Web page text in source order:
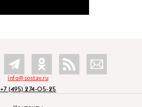
info@sostav.ru
+7 (495) 274-05-25